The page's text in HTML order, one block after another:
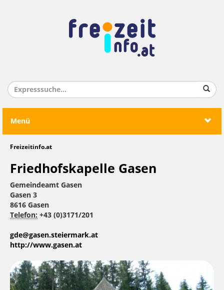
Menü
Freizeitinfo.at
Friedhofskapelle Gasen
Gemeindeamt Gasen
Gasen 3
8616 Gasen
Telefon: +43 (0)3171/201
gde@gasen.steiermark.at
http://www.gasen.at